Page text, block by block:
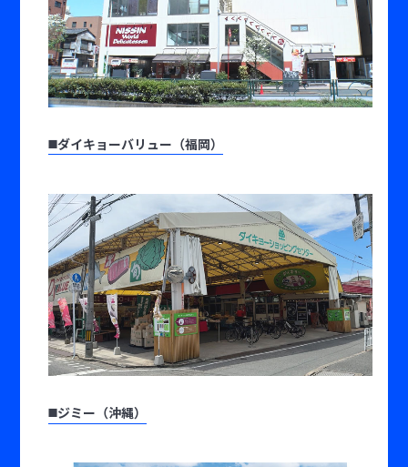
◼️ダイキョーバリュー（福岡）
◼️ジミー（沖縄）